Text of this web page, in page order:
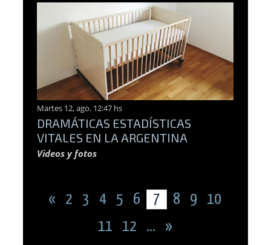
Martes 12, ago. 12:47 hs
DRAMÁTICAS ESTADÍSTICAS
VITALES EN LA ARGENTINA
Videos y fotos
« 2 3 4 5 6 7 8 9
10
11
12 ... »